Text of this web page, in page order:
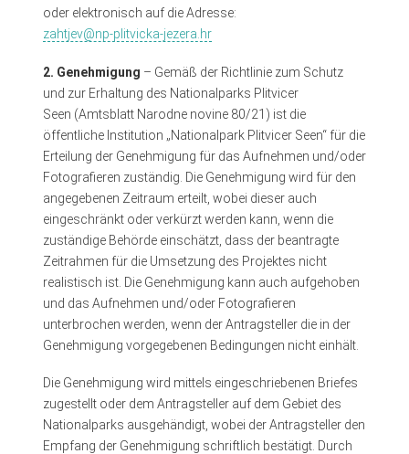
oder elektronisch auf die Adresse:
zahtjev@np-plitvicka-jezera.hr
2. Genehmigung – Gemäß der Richtlinie zum Schutz
und zur Erhaltung des Nationalparks Plitvicer
Seen (Amtsblatt Narodne novine 80/21) ist die
öffentliche Institution „Nationalpark Plitvicer Seen“ für die
Erteilung der Genehmigung für das Aufnehmen und/oder
Fotografieren zuständig. Die Genehmigung wird für den
angegebenen Zeitraum erteilt, wobei dieser auch
eingeschränkt oder verkürzt werden kann, wenn die
zuständige Behörde einschätzt, dass der beantragte
Zeitrahmen für die Umsetzung des Projektes nicht
realistisch ist. Die Genehmigung kann auch aufgehoben
und das Aufnehmen und/oder Fotografieren
unterbrochen werden, wenn der Antragsteller die in der
Genehmigung vorgegebenen Bedingungen nicht einhält.
Die Genehmigung wird mittels eingeschriebenen Briefes
zugestellt oder dem Antragsteller auf dem Gebiet des
Nationalparks ausgehändigt, wobei der Antragsteller den
Empfang der Genehmigung schriftlich bestätigt. Durch